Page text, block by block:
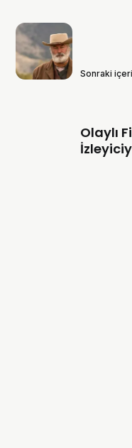
Sonraki
Olaylı